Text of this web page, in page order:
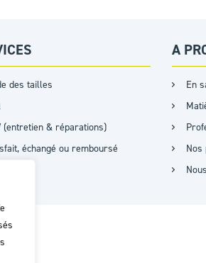
des tailles
(entretien & réparations)
échangé ou remboursé
A
En
Nos